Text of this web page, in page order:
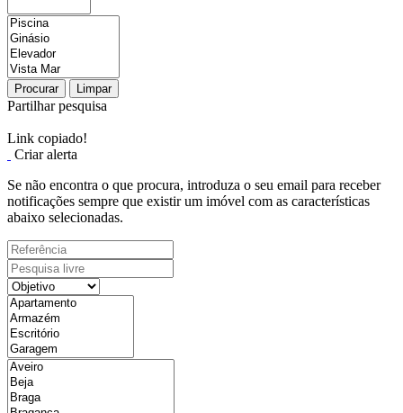
Procurar Limpar
Partilhar pesquisa
Link copiado!
Criar alerta
Se não encontra o que procura, introduza o seu email para receber
notificações sempre que existir um imóvel com as características
abaixo selecionadas.